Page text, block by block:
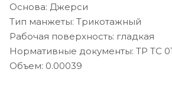
Основа: Джерси
Тип манжеты: Трикотажный
Рабочая поверхность: гладкая
Нормативные документы: ТР ТС
Объем: 0.00039